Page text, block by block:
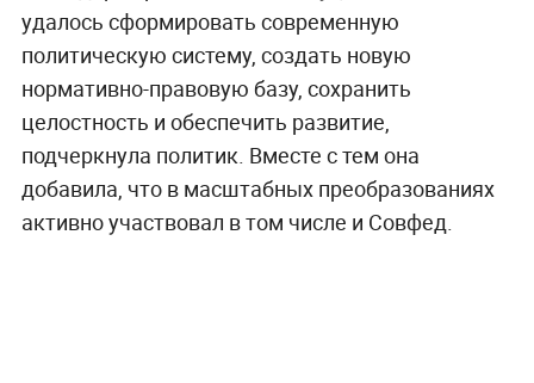
удалось сформировать современную
политическую систему, создать новую
нормативно-правовую базу, сохранить
целостность и обеспечить развитие,
подчеркнула политик. Вместе с тем она
добавила, что в масштабных преобразованиях
активно участвовал в том числе и Совфед.